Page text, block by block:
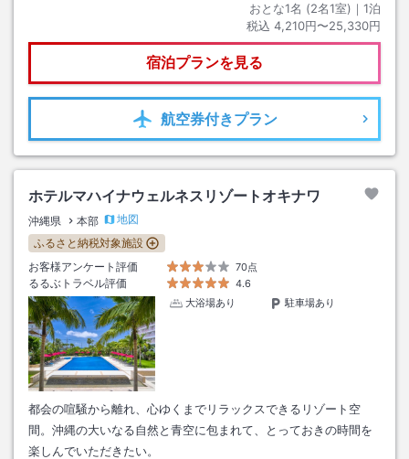
おとな1名 (2名1室)｜ 1泊
税込 4,210円〜25,330円
宿泊プランを見る
航空券付きプラン
ホテルマハイナウェルネスリゾートオキナワ
沖縄県 本部
地図
ふるさと納税対象施設
お客様アンケート評価
70点
るるぶトラベル評価
4.6
大浴場あり
駐車場あり
都会の喧騒から離れ、心ゆくまでリラックスできるリゾート空
間。沖縄の大いなる自然と青空に包まれて、とっておきの時間を
楽しんでいただきたい。